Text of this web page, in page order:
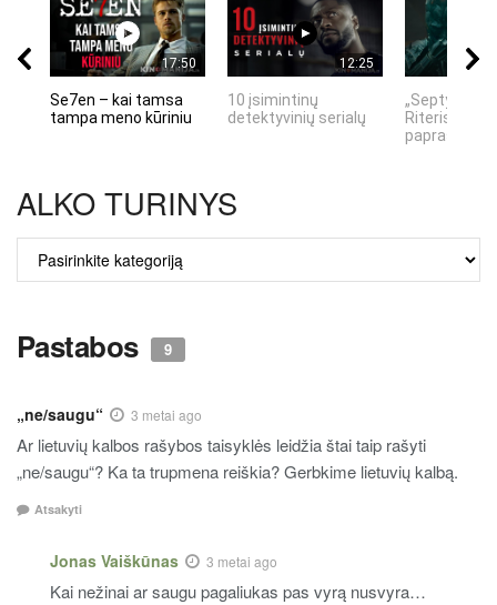
17:50
Se7en – kai tamsa
tampa meno kūriniu
12:25
10 įsimintinų
detektyvinių serialų
„Septynių
Riteris" – kai
ALKO TURINYS
ALKO
TURINYS
Pastabos 9
„ne/saugu“ 3 metai ago
Ar lietuvių kalbos rašybos taisyklės leidžia štai taip rašyti
„ne/saugu“? Ka ta trupmena reiškia? Gerbkime lietuvių kalbą.
Atsakyti
Jonas Vaiškūnas 3 metai ago
Kai nežinai ar saugu pagaliukas pas vyrą nusvyra…